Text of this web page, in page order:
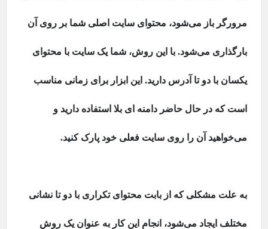
مرورگر باز می‌شود، محتوای سایت اصلی شما بر روی آن
بارگذاری می‌شود. با این روش، شما یک سایت با محتوای
یکسان با دو تا آدرس دارید. این ابزار برای زمانی مناسب
است که در حال حاضر دامنه ای بلا استفاده دارید و
می‌خواهید آن را روی سایت فعلی خود پارک کنید.
به علت مشکلی که از بابت محتوای تکراری با دو تا نشانی
مختلف ایجاد می‌شود، انجام این کار به عنوان یک روش